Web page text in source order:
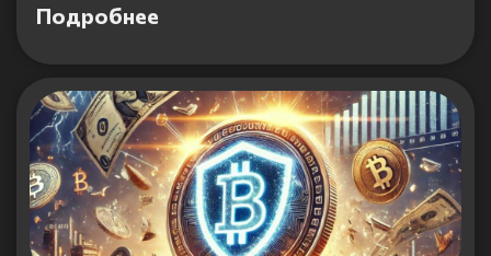
Подробнее